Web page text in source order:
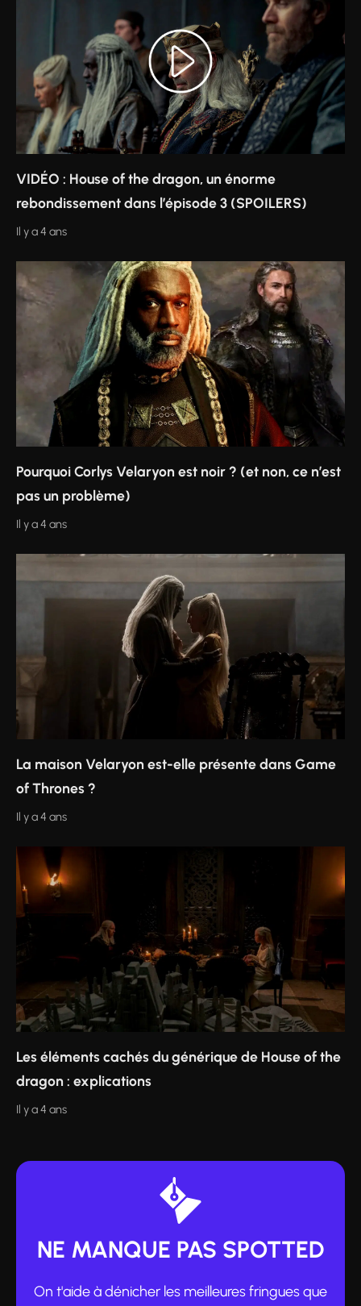
VIDÉO : House of the dragon, un énorme
rebondissement dans l’épisode 3 (SPOILERS)
Il y a 4 ans
Pourquoi Corlys Velaryon est noir ? (et non, ce n’est
pas un problème)
Il y a 4 ans
La maison Velaryon est-elle présente dans Game
of Thrones ?
Il y a 4 ans
Les éléments cachés du générique de House of the
dragon : explications
Il y a 4 ans
NE MANQUE PAS SPOTTED
On t'aide à dénicher les meilleures fringues que